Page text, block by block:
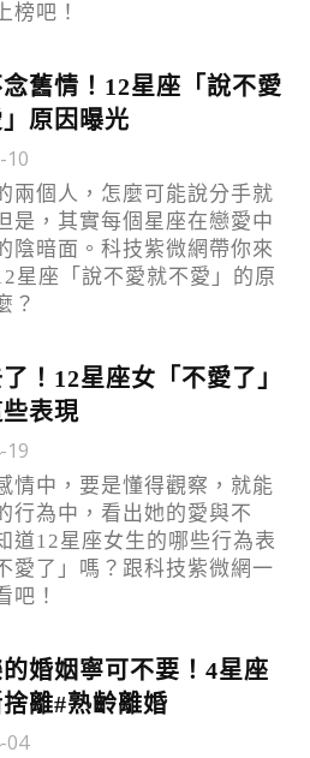
榜吧！
舊情！12星座「說不愛
原因曝光
10
兩個人，怎麼可能說分手就
是，其實每個星座在戀愛中
陰暗面。科技紫微網帶你來
星座「說不愛就不愛」的原
？
！12星座女「不愛了」
表現
19
情中，要是懂得觀察，就能
行為中，看出她的愛與不
道12星座女生的哪些行為表
愛了」嗎？跟科技紫微網一
吧！
婚姻寧可不要！4星座
離#熟齡離婚
04